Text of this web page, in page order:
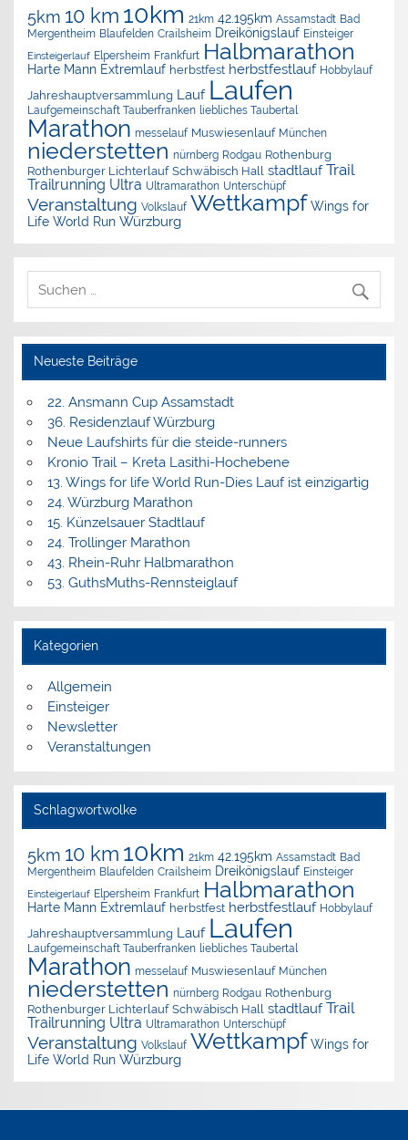
5km 10 km 10km 21km 42.195km Assamstadt Bad
Mergentheim Blaufelden Crailsheim Dreikönigslauf Einsteiger
Einsteigerlauf Elpersheim Frankfurt Halbmarathon
Harte Mann Extremlauf herbstfest herbstfestlauf Hobbylauf
Jahreshauptversammlung Lauf Laufen
Laufgemeinschaft Tauberfranken liebliches Taubertal
Marathon messelauf Muswiesenlauf München
niederstetten nürnberg Rodgau Rothenburg
Rothenburger Lichterlauf Schwäbisch Hall stadtlauf Trail
Trailrunning Ultra Ultramarathon Unterschüpf
Veranstaltung Volkslauf Wettkampf Wings for
Life World Run Würzburg
Neueste Beiträge
22. Ansmann Cup Assamstadt
36. Residenzlauf Würzburg
Neue Laufshirts für die steide-runners
Kronio Trail – Kreta Lasithi-Hochebene
13. Wings for life World Run-Dies Lauf ist einzigartig
24. Würzburg Marathon
15. Künzelsauer Stadtlauf
24. Trollinger Marathon
43. Rhein-Ruhr Halbmarathon
53. GuthsMuths-Rennsteiglauf
Kategorien
Allgemein
Einsteiger
Newsletter
Veranstaltungen
Schlagwortwolke
5km 10 km 10km 21km 42.195km Assamstadt Bad
Mergentheim Blaufelden Crailsheim Dreikönigslauf Einsteiger
Einsteigerlauf Elpersheim Frankfurt Halbmarathon
Harte Mann Extremlauf herbstfest herbstfestlauf Hobbylauf
Jahreshauptversammlung Lauf Laufen
Laufgemeinschaft Tauberfranken liebliches Taubertal
Marathon messelauf Muswiesenlauf München
niederstetten nürnberg Rodgau Rothenburg
Rothenburger Lichterlauf Schwäbisch Hall stadtlauf Trail
Trailrunning Ultra Ultramarathon Unterschüpf
Veranstaltung Volkslauf Wettkampf Wings for
Life World Run Würzburg